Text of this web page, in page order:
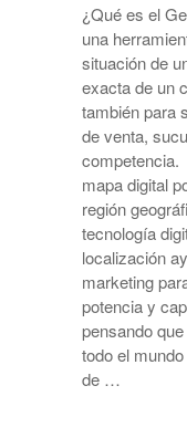
¿Qué es el
una
situación de
exacta de un
también para
de venta,
competencia.
mapa digital
región
tecnología
localización
marketing
potencia y
pensando
todo el
de …